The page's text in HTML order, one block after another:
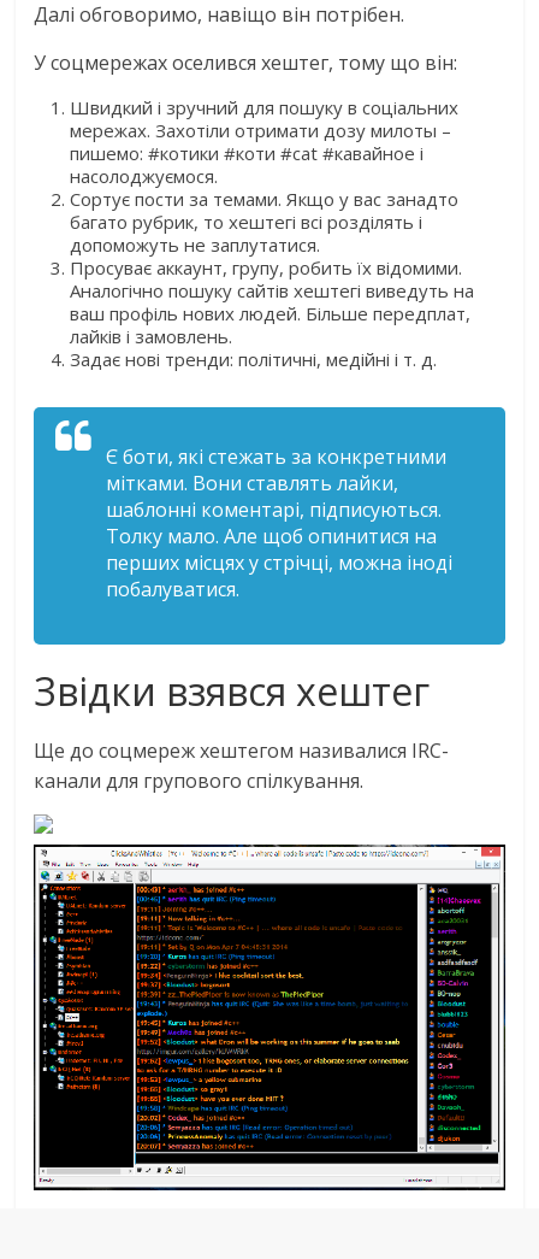
Далі обговоримо, навіщо він потрібен.
У соцмережах оселився хештег, тому що він:
Швидкий і зручний для пошуку в соціальних
мережах. Захотіли отримати дозу милоты –
пишемо: #котики #коти #cat #кавайное і
насолоджуємося.
Сортує пости за темами. Якщо у вас занадто
багато рубрик, то хештегі всі розділять і
допоможуть не заплутатися.
Просуває аккаунт, групу, робить їх відомими.
Аналогічно пошуку сайтів хештегі виведуть на
ваш профіль нових людей. Більше передплат,
лайків і замовлень.
Задає нові тренди: політичні, медійні і т. д.
Є боти, які стежать за конкретними
мітками. Вони ставлять лайки,
шаблонні коментарі, підписуються.
Толку мало. Але щоб опинитися на
перших місцях у стрічці, можна іноді
побалуватися.
Звідки взявся хештег
Ще до соцмереж хештегом називалися IRC-
канали для групового спілкування.